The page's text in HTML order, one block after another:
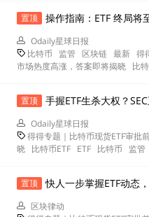
置顶 操作指南：ETF 终局将
Odaily星球日报
比特币
监管 区块链 最新 得
市场热度高涨，答案即将揭晓 比
置顶 手握ETF生杀大权？
Odaily星球日报
得得专题｜比特币现货ETF审批
晓 比特币ETF ETF 比特币 监管
置顶 快人一步掌握ETF动态
区块律动